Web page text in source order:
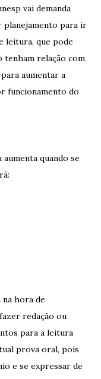
vai demanda
planejamento para ir
leitura, que pode
relação com
aumentar a
funcionamento do
quando se
hora de
redação ou
para a leitura
prova oral, pois
e se expressar de